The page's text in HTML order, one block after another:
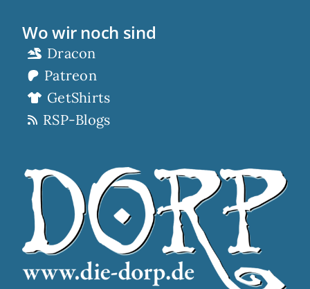
Wo wir noch sind
Dracon
Patreon
GetShirts
RSP-Blogs